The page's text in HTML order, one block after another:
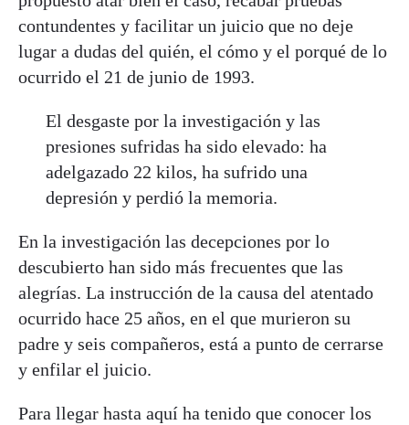
contundentes y facilitar un juicio que no deje
lugar a dudas del quién, el cómo y el porqué de lo
ocurrido el 21 de junio de 1993.
El desgaste por la investigación y las
presiones sufridas ha sido elevado: ha
adelgazado 22 kilos, ha sufrido una
depresión y perdió la memoria.
En la investigación las decepciones por lo
descubierto han sido más frecuentes que las
alegrías. La instrucción de la causa del atentado
ocurrido hace 25 años, en el que murieron su
padre y seis compañeros, está a punto de cerrarse
y enfilar el juicio.
Para llegar hasta aquí ha tenido que conocer los